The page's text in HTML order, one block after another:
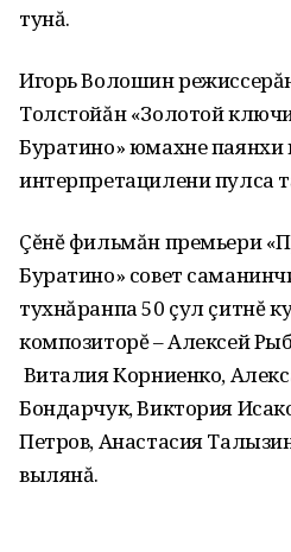
тунă.
Игорь Волошин
Толстойăн «Золотой
Буратино» юмахне
интерпретацилени пулса
Çĕнĕ фильмăн премьери
Буратино» совет
тухнăранпа 50 çул çитнĕ
композиторĕ – Алексей
Виталия Корниенко,
Бондарчук, Виктория
Петров, Анастасия
вылянă.